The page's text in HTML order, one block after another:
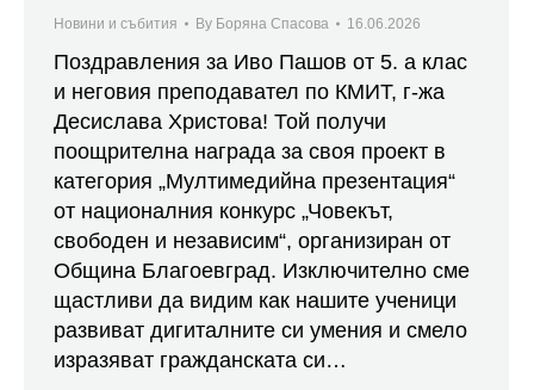
Новини и събития By Боряна Спасова 16.06.2026
Поздравления за Иво Пашов от 5. а клас
и неговия преподавател по КМИТ, г-жа
Десислава Христова! Той получи
поощрителна награда за своя проект в
категория „Мултимедийна презентация“
от националния конкурс „Човекът,
свободен и независим“, организиран от
Община Благоевград. Изключително сме
щастливи да видим как нашите ученици
развиват дигиталните си умения и смело
изразяват гражданската си…